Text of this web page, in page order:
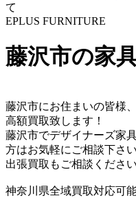
て
EPLUS FURNITURE
藤沢市の家
藤沢市にお住まいの皆様
高額買取致します！
藤沢市でデザイナーズ家
方はお気軽にご相談下さい
出張買取もご相談ください
神奈川県全域買取対応可